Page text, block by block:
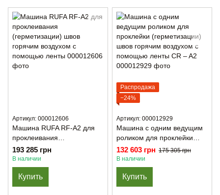
Артикул: 000012606
Машина RUFA RF-A2 для
проклеивания
(герметизации) швов
горячим воздухом с
помощью ленты
193 285 грн
В наличии
Купить
Распродажа
−24%
Артикул: 000012929
Машина с одним ведущим
роликом для проклейки
(герметизации) швов
горячим воздухом с
помощью ленты CR – A2
132 603 грн 175 305 грн
В наличии
Купить